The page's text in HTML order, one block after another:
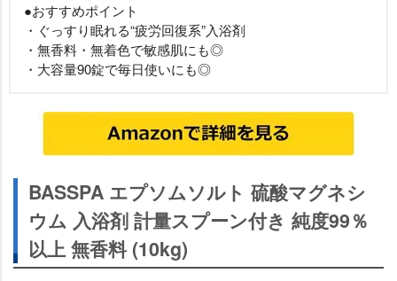
●おすすめポイント
・ぐっすり眠れる“疲労回復系”入浴剤
・無香料・無着色で敏感肌にも◎
・大容量90錠で毎日使いにも◎
BASSPA エプソムソルト 硫酸マグネシ
ウム 入浴剤 計量スプーン付き 純度99％
以上 無香料 (10kg)